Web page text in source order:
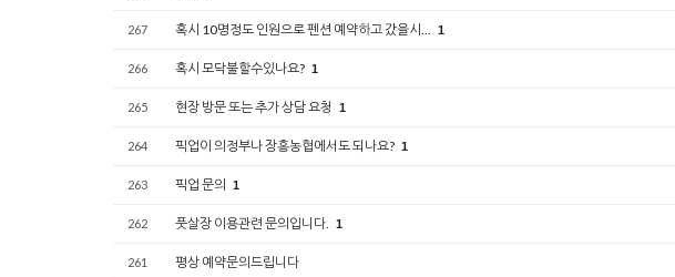
267 혹시 10명정도 인원으로 펜션 예약하고 갔을시... 1
266 혹시 모닥불할수있나요? 1
265 현장 방문 또는 추가 상담 요청 1
264 픽업이 의정부나 장흥농협에서도 되나요? 1
263 픽업 문의 1
262 풋살장 이용관련 문의입니다. 1
261 평상 예약문의드립니다